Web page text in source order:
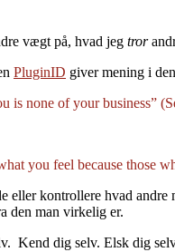
vægt på, hvad jeg tror
PluginID giver mening i
is none of your business”
you feel because those
eller kontrollere hvad
den man virkelig er.
Kend dig selv. Elsk dig